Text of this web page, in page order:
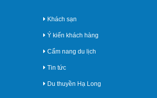
Khách sạn
Ý kiến khách hàng
Cẩm nang du lịch
Tin tức
Du thuyền Hạ Long